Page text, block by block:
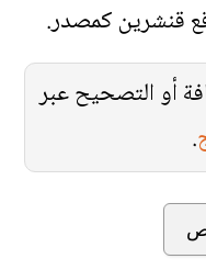
قنشرين كمصدر.
أو التصحيح عبر
.